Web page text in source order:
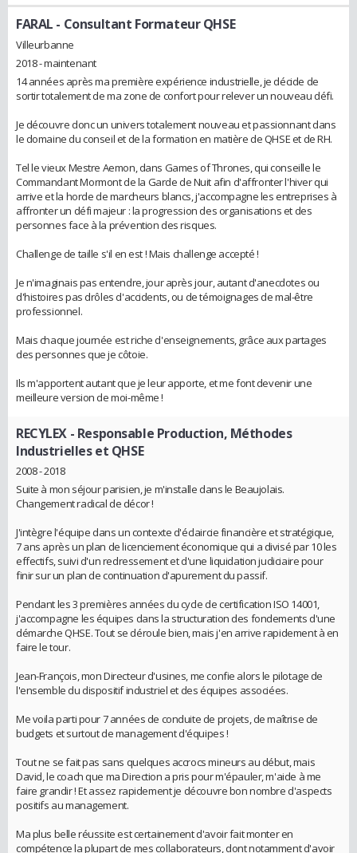
FARAL - Consultant Formateur QHSE
Villeurbanne
2018 - maintenant
14 années après ma première expérience industrielle, je décide de
sortir totalement de ma zone de confort pour relever un nouveau défi.
Je découvre donc un univers totalement nouveau et passionnant dans
le domaine du conseil et de la formation en matière de QHSE et de RH.
Tel le vieux Mestre Aemon, dans Games of Thrones, qui conseille le
Commandant Mormont de la Garde de Nuit afin d'affronter l'hiver qui
arrive et la horde de marcheurs blancs, j'accompagne les entreprises à
affronter un défi majeur : la progression des organisations et des
personnes face à la prévention des risques.
Challenge de taille s'il en est ! Mais challenge accepté !
Je n'imaginais pas entendre, jour après jour, autant d'anecdotes ou
d'histoires pas drôles d'accidents, ou de témoignages de mal-être
professionnel.
Mais chaque journée est riche d'enseignements, grâce aux partages
des personnes que je côtoie.
Ils m'apportent autant que je leur apporte, et me font devenir une
meilleure version de moi-même !
RECYLEX - Responsable Production, Méthodes
Industrielles et QHSE
2008 - 2018
Suite à mon séjour parisien, je m'installe dans le Beaujolais.
Changement radical de décor !
J'intègre l'équipe dans un contexte d'éclaircie financière et stratégique,
7 ans après un plan de licenciement économique qui a divisé par 10 les
effectifs, suivi d'un redressement et d'une liquidation judiciaire pour
finir sur un plan de continuation d'apurement du passif.
Pendant les 3 premières années du cycle de certification ISO 14001,
j'accompagne les équipes dans la structuration des fondements d'une
démarche QHSE. Tout se déroule bien, mais j'en arrive rapidement à en
faire le tour.
Jean-François, mon Directeur d'usines, me confie alors le pilotage de
l'ensemble du dispositif industriel et des équipes associées.
Me voila parti pour 7 années de conduite de projets, de maîtrise de
budgets et surtout de management d'équipes !
Tout ne se fait pas sans quelques accrocs mineurs au début, mais
David, le coach que ma Direction a pris pour m'épauler, m'aide à me
faire grandir ! Et assez rapidement je découvre bon nombre d'aspects
positifs au management.
Ma plus belle réussite est certainement d'avoir fait monter en
compétence la plupart de mes collaborateurs, dont notamment d'avoir